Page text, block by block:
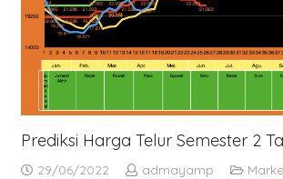
Prediksi Harga Telur Semester 2
29/06/2022 admayamp